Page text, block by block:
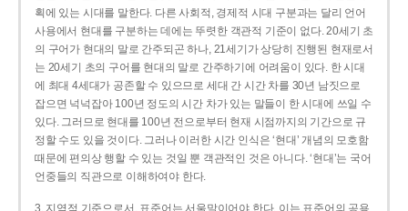
획에 있는 시대를 말한다. 다른 사회적, 경제적 시대 구분과는 달리 언어
사용에서 현대를 구분하는 데에는 뚜렷한 객관적 기준이 없다. 20세기 초
의 구어가 현대의 말로 간주되곤 하나, 21세기가 상당히 진행된 현재로서
는 20세기 초의 구어를 현대의 말로 간주하기에 어려움이 있다. 한 시대
에 최대 4세대가 공존할 수 있으므로 세대 간 시간 차를 30년 남짓으로
잡으면 넉넉잡아 100년 정도의 시간 차가 있는 말들이 한 시대에 쓰일 수
있다. 그러므로 현대를 100년 전으로부터 현재 시점까지의 기간으로 규
정할 수도 있을 것이다. 그러나 이러한 시간 인식은 ‘현대’ 개념의 모호함
때문에 편의상 행할 수 있는 것일 뿐 객관적인 것은 아니다. ‘현대’는 국어
언중들의 직관으로 이해하여야 한다.
3. 지역적 기준으로서, 표준어는 서울말이어야 한다. 이는 표준어의 공용